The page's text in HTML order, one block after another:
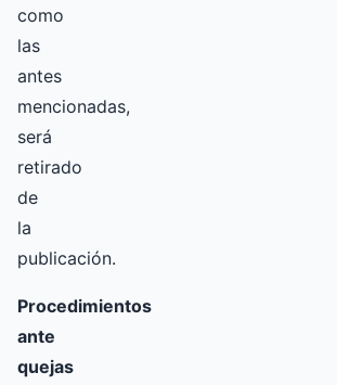
como
las
antes
mencionadas,
será
retirado
de
la
publicación.
Procedimientos
ante
quejas